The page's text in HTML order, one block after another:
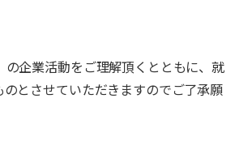
企業活動をご理解頂くとともに、就
とさせていただきますのでご了承願